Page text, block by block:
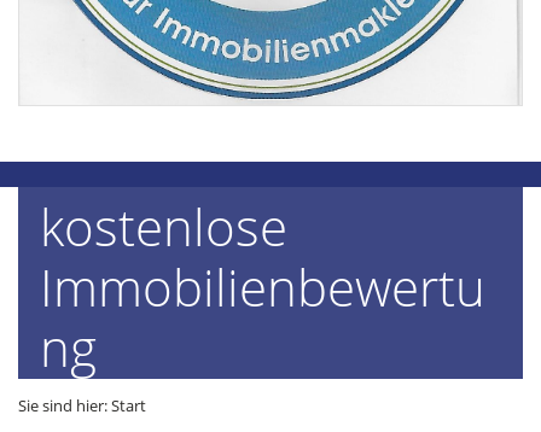
kostenlose
Immobilienbewertu
ng
Sie sind hier:Start